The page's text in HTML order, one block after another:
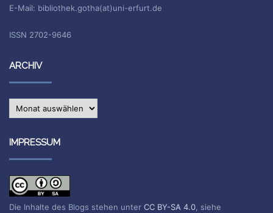
E-Mail: bibliothek.gotha(at)uni-erfurt.de
ISSN 2702-9646
ARCHIV
Archiv
IMPRESSUM
Die Inhalte des Blogs stehen unter CC BY-SA 4.0, siehe